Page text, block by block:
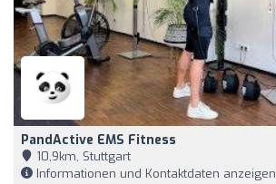
PandActive EMS Fitness
10,9km, Stuttgart
Informationen und Kontaktdaten anzeigen